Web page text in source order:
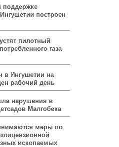
поддержке
построен
пилотный
газа
в Ингушетии на
рабочий день
нарушения в
Малгобека
меры по
ископаемых